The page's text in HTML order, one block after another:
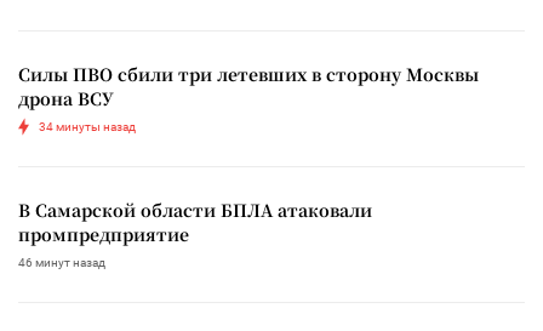
Силы ПВО сбили три летевших в сторону Москвы
дрона ВСУ
34 минуты назад
В Самарской области БПЛА атаковали
промпредприятие
46 минут назад